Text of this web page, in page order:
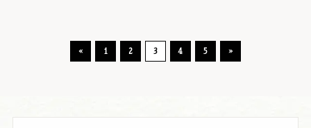
« 1 2 3 4 5 »